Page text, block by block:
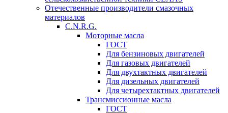
Отечественные производители смазочных
материалов
C.N.R.G.
Моторные масла
ГОСТ
Для бензиновых двигателей
Для газовых двигателей
Для двухтактных двигателей
Для дизельных двигателей
Для четырехтактных двигателей
Трансмиссионные масла
ГОСТ